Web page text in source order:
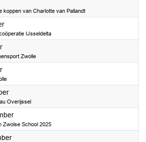
koppen van Charlotte van Pallandt
2025
IJsseldelta
2025
Zwolle
2025
2025
Overijssel
2025
Zwolse School 2025
2025